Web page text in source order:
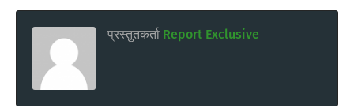
प्रस्तुतकर्ता Report Exclusive